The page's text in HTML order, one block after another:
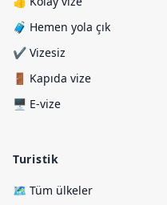
🧳 Hemen yola çık
✔️ Vizesiz
🚪 Kapıda vize
🖥️ E-vize
Turistik
🗺️ Tüm ülkeler